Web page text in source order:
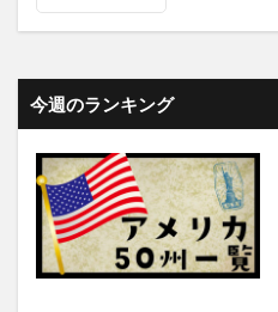
今週のランキング